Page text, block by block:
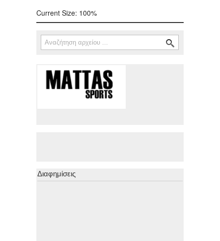
Current Size: 100%
Φόρμα αναζήτησης
Αναζήτηση
Διαφημίσεις